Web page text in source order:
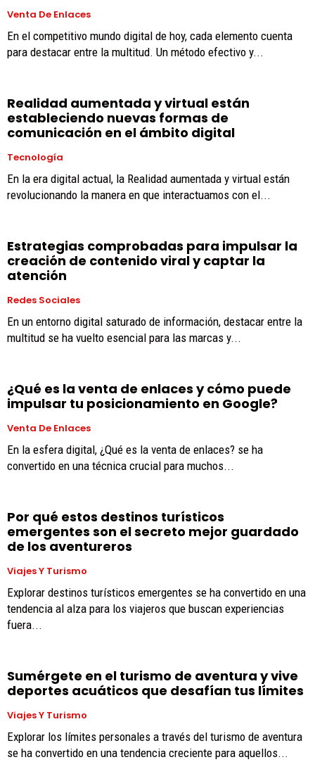
Venta De Enlaces
En el competitivo mundo digital de hoy, cada elemento cuenta
para destacar entre la multitud. Un método efectivo y...
Realidad aumentada y virtual están
estableciendo nuevas formas de
comunicación en el ámbito digital
Tecnología
En la era digital actual, la Realidad aumentada y virtual están
revolucionando la manera en que interactuamos con el...
Estrategias comprobadas para impulsar la
creación de contenido viral y captar la
atención
Redes Sociales
En un entorno digital saturado de información, destacar entre la
multitud se ha vuelto esencial para las marcas y...
¿Qué es la venta de enlaces y cómo puede
impulsar tu posicionamiento en Google?
Venta De Enlaces
En la esfera digital, ¿Qué es la venta de enlaces? se ha
convertido en una técnica crucial para muchos...
Por qué estos destinos turísticos
emergentes son el secreto mejor guardado
de los aventureros
Viajes Y Turismo
Explorar destinos turísticos emergentes se ha convertido en una
tendencia al alza para los viajeros que buscan experiencias
fuera...
Sumérgete en el turismo de aventura y vive
deportes acuáticos que desafían tus límites
Viajes Y Turismo
Explorar los límites personales a través del turismo de aventura
se ha convertido en una tendencia creciente para aquellos...